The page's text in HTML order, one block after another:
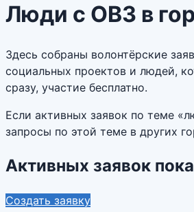
Люди с ОВЗ в
Здесь собраны волонтёрские
социальных проектов и людей,
сразу, участие бесплатно.
Если активных заявок по теме
запросы по этой теме в других
Активных заявок
Создать заявку